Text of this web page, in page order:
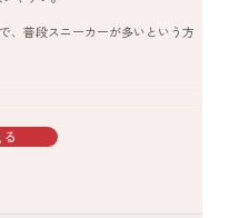
、普段スニーカーが多いという方